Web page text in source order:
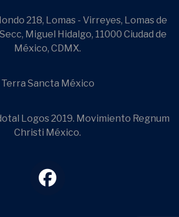
218, Lomas - Virreyes, Lomas de
Miguel Hidalgo, 11000 Ciudad de
México, CDMX.
Terra Sancta México
Logos 2019. Movimiento Regnum
Christi México.